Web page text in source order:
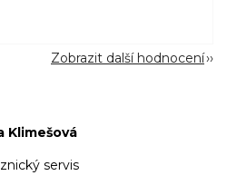
Zobrazit další hodnocení
Klimešová
servis